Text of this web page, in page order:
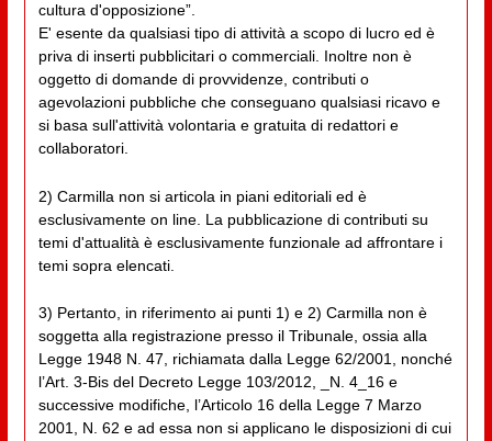
cultura d'opposizione”.
E' esente da qualsiasi tipo di attività a scopo di lucro ed è
priva di inserti pubblicitari o commerciali. Inoltre non è
oggetto di domande di provvidenze, contributi o
agevolazioni pubbliche che conseguano qualsiasi ricavo e
si basa sull'attività volontaria e gratuita di redattori e
collaboratori.
2) Carmilla non si articola in piani editoriali ed è
esclusivamente on line. La pubblicazione di contributi su
temi d'attualità è esclusivamente funzionale ad affrontare i
temi sopra elencati.
3) Pertanto, in riferimento ai punti 1) e 2) Carmilla non è
soggetta alla registrazione presso il Tribunale, ossia alla
Legge 1948 N. 47, richiamata dalla Legge 62/2001, nonché
l’Art. 3-Bis del Decreto Legge 103/2012, _N. 4_16 e
successive modifiche, l’Articolo 16 della Legge 7 Marzo
2001, N. 62 e ad essa non si applicano le disposizioni di cui